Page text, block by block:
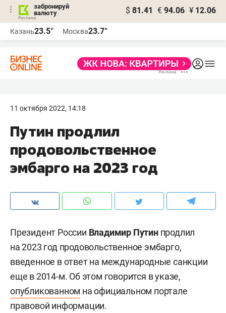
забронируй
валюту
$ 81.41 € 94.06 ¥ 12.06
Казань23.5° Москва23.7°
11 октября 2022, 14:18
Путин продлил
продовольственное
эмбарго на 2023 год
Президент России Владимир Путинпродлил
на 2023 год продовольственное эмбарго,
введенное в ответ на международные санкции
еще в 2014-м. Об этом говорится в указе,
опубликованном на официальном портале
правовой информации.